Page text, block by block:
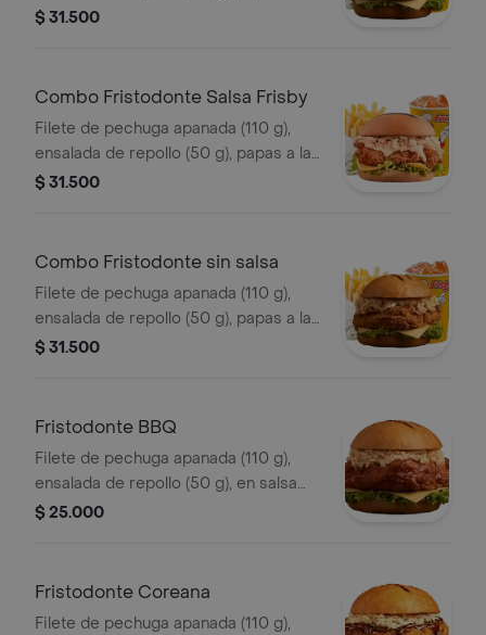
francesa mediana (60 g) y gaseosa
$ 31.500
Combo Fristodonte Salsa Frisby
Filete de pechuga apanada (110 g),
ensalada de repollo (50 g), papas a la
francesa mediana (60 g) y gaseosa
$ 31.500
Combo Fristodonte sin salsa
Filete de pechuga apanada (110 g),
ensalada de repollo (50 g), papas a la
francesa mediana (60 g) y gaseosa
$ 31.500
Fristodonte BBQ
Filete de pechuga apanada (110 g),
ensalada de repollo (50 g), en salsa
BBQ.
$ 25.000
Fristodonte Coreana
Filete de pechuga apanada (110 g),